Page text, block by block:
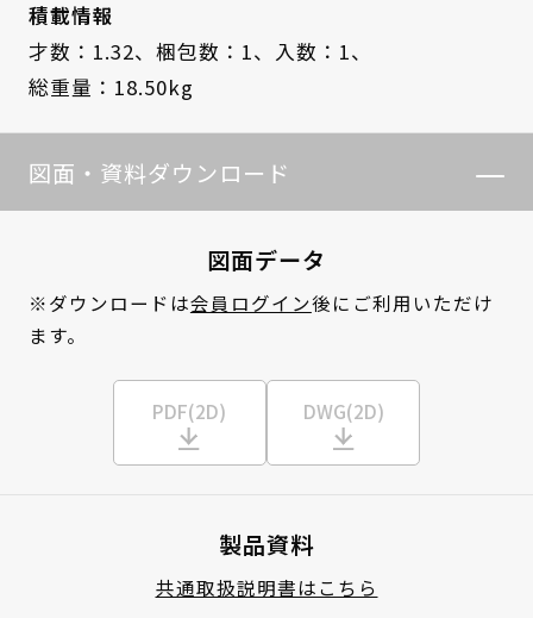
積載情報
才数：1.32、 梱包数：1、
入数：1、
総重量：18.50kg
図面・資料ダウンロード
図面データ
※ダウンロードは会員ログイン後にご利用いただけ
ます。
PDF(2D) DWG(2D)
製品資料
共通取扱説明書はこちら